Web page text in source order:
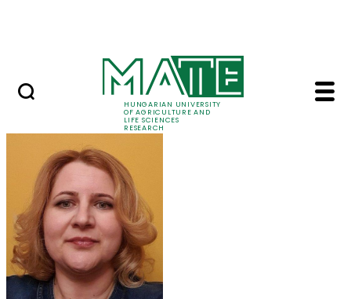
HUNGARIAN UNIVERSITY
OF AGRICULTURE AND
LIFE SCIENCES
RESEARCH
Dr. Zsuzsanna